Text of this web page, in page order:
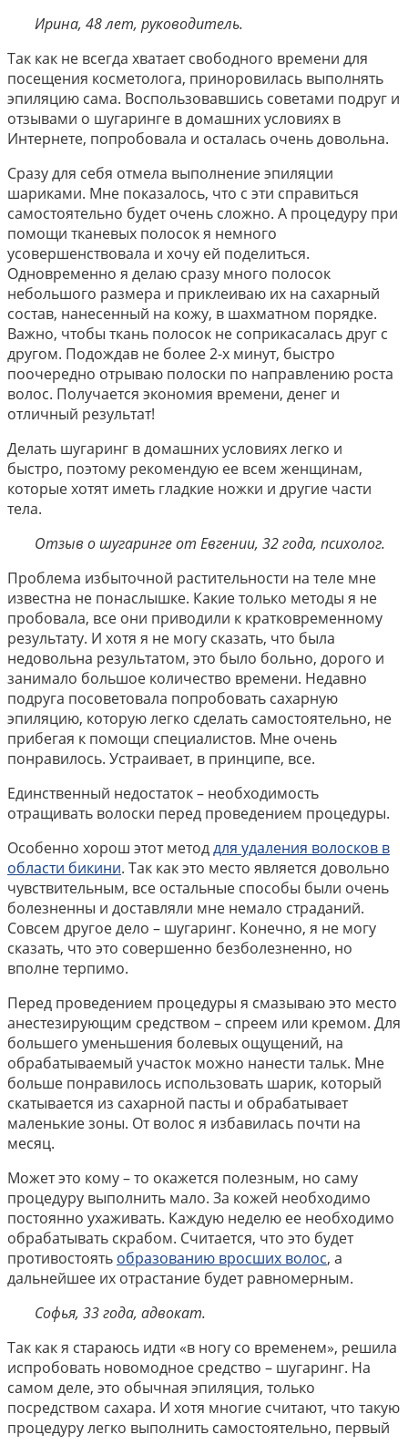
Ирина, 48 лет, руководитель.
Так как не всегда хватает свободного времени для
посещения косметолога, приноровилась выполнять
эпиляцию сама. Воспользовавшись советами подруг и
отзывами о шугаринге в домашних условиях в
Интернете, попробовала и осталась очень довольна.
Сразу для себя отмела выполнение эпиляции
шариками. Мне показалось, что с эти справиться
самостоятельно будет очень сложно. А процедуру при
помощи тканевых полосок я немного
усовершенствовала и хочу ей поделиться.
Одновременно я делаю сразу много полосок
небольшого размера и приклеиваю их на сахарный
состав, нанесенный на кожу, в шахматном порядке.
Важно, чтобы ткань полосок не соприкасалась друг с
другом. Подождав не более 2-х минут, быстро
поочередно отрываю полоски по направлению роста
волос. Получается экономия времени, денег и
отличный результат!
Делать шугаринг в домашних условиях легко и
быстро, поэтому рекомендую ее всем женщинам,
которые хотят иметь гладкие ножки и другие части
тела.
Отзыв о шугаринге от Евгении, 32 года, психолог.
Проблема избыточной растительности на теле мне
известна не понаслышке. Какие только методы я не
пробовала, все они приводили к кратковременному
результату. И хотя я не могу сказать, что была
недовольна результатом, это было больно, дорого и
занимало большое количество времени. Недавно
подруга посоветовала попробовать сахарную
эпиляцию, которую легко сделать самостоятельно, не
прибегая к помощи специалистов. Мне очень
понравилось. Устраивает, в принципе, все.
Единственный недостаток – необходимость
отращивать волоски перед проведением процедуры.
Особенно хорош этот методдля удаления волосков в
области бикини. Так как это место является довольно
чувствительным, все остальные способы были очень
болезненны и доставляли мне немало страданий.
Совсем другое дело – шугаринг. Конечно, я не могу
сказать, что это совершенно безболезненно, но
вполне терпимо.
Перед проведением процедуры я смазываю это место
анестезирующим средством – спреем или кремом. Для
большего уменьшения болевых ощущений, на
обрабатываемый участок можно нанести тальк. Мне
больше понравилось использовать шарик, который
скатывается из сахарной пасты и обрабатывает
маленькие зоны. От волос я избавилась почти на
месяц.
Может это кому – то окажется полезным, но саму
процедуру выполнить мало. За кожей необходимо
постоянно ухаживать. Каждую неделю ее необходимо
обрабатывать скрабом. Считается, что это будет
противостоять образованию вросших волос, а
дальнейшее их отрастание будет равномерным.
Софья, 33 года, адвокат.
Так как я стараюсь идти «в ногу со временем», решила
испробовать новомодное средство – шугаринг. На
самом деле, это обычная эпиляция, только
посредством сахара. И хотя многие считают, что такую
процедуру легко выполнить самостоятельно, первый